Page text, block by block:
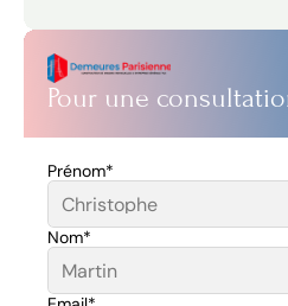
Pour une
Prénom*
Nom*